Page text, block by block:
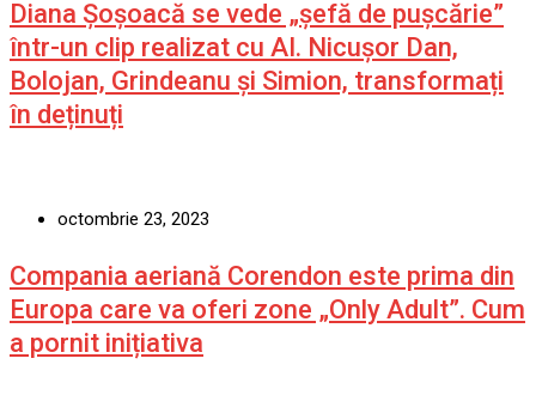
Diana Șoșoacă se vede „șefă de pușcărie”
într-un clip realizat cu AI. Nicușor Dan,
Bolojan, Grindeanu și Simion, transformați
în deținuți
octombrie 23, 2023
Compania aeriană Corendon este prima din
Europa care va oferi zone „Only Adult”. Cum
a pornit inițiativa